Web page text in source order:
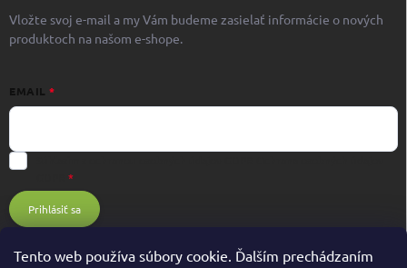
Tento web používa súbory cookie. Ďalším prechádzaním
Vložte svoj e-mail a my Vám budeme zasielať informácie o nových
produktoch na našom e-shope.
EMAIL
Prihlásiť sa